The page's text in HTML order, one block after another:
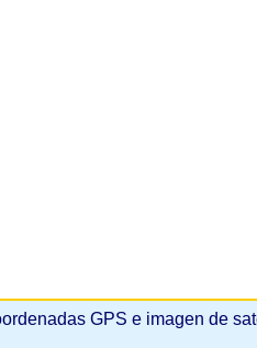
GPS e imagen de